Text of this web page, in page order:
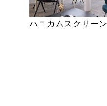
ハニカムスクリーン